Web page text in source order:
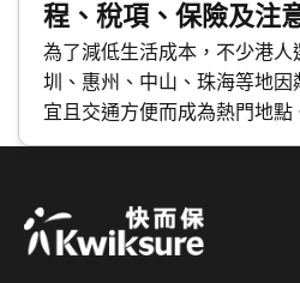
程、稅項、保險及注
為了減低生活成本，不少港人
圳、惠州、中山、珠海等地因
宜且交通方便而成為熱門地點
細講解搬屋返大陸的規定、流